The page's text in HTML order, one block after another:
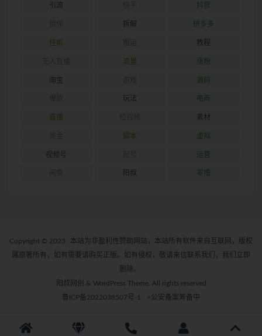
引流 抖音
拆解 拼多多
挂机 教程
流量 涨粉
淘宝 源码
玩法 电商
直播 素材
脚本 虚拟
视频号 运营
阳叔 零撸
Copyright © 2023
本站为非盈利性赞助网站，本站所有软件来自互联网，版权
属原著所有，如有需要请购买正版。如有侵权，敬请来信联系我们，我们立即
删除。
阳叔网创 & WordPress Theme. All rights reserved
鲁ICP备2022038507号-1
>公安备案筹备中